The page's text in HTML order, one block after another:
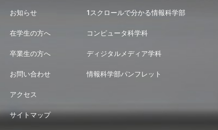
お知らせ
在学生の方へ
卒業生の方へ
お問い合わせ
アクセス
サイトマップ
1スクロールで分かる情報科学部
コンピュータ科学科
ディジタルメディア学科
情報科学部パンフレット